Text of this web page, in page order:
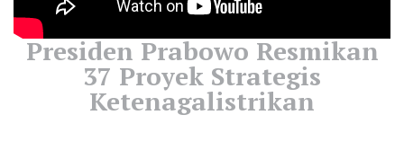
Presiden Prabowo Resmikan
37 Proyek Strategis
Ketenagalistrikan